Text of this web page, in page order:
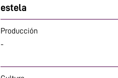
estela
Producción
-